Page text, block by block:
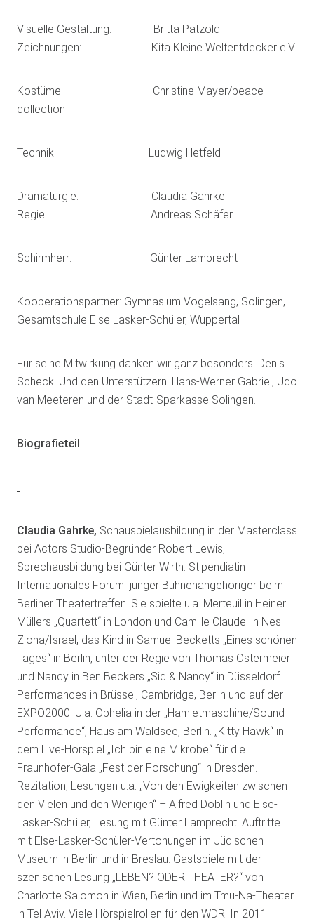
Visuelle Gestaltung: Britta Pätzold
Zeichnungen: Kita Kleine Weltentdecker e.V.
Kostüme: Christine Mayer/peace
collection
Technik: Ludwig Hetfeld
Dramaturgie: Claudia Gahrke
Regie: Andreas Schäfer
Schirmherr: Günter Lamprecht
Kooperationspartner: Gymnasium Vogelsang, Solingen,
Gesamtschule Else Lasker-Schüler, Wuppertal
Für seine Mitwirkung danken wir ganz besonders: Denis
Scheck. Und den Unterstützern: Hans-Werner Gabriel, Udo
van Meeteren und der Stadt-Sparkasse Solingen.
Biografieteil
Claudia Gahrke, Schauspielausbildung in der Masterclass
bei Actors Studio-Begründer Robert Lewis,
Sprechausbildung bei Günter Wirth. Stipendiatin
Internationales Forum junger Bühnenangehöriger beim
Berliner Theatertreffen. Sie spielte u.a. Merteuil in Heiner
Müllers „Quartett“ in London und Camille Claudel in Nes
Ziona/Israel, das Kind in Samuel Becketts „Eines schönen
Tages“ in Berlin, unter der Regie von Thomas Ostermeier
und Nancy in Ben Beckers „Sid & Nancy“ in Düsseldorf.
Performances in Brüssel, Cambridge, Berlin und auf der
EXPO2000. U.a. Ophelia in der „Hamletmaschine/Sound-
Performance“, Haus am Waldsee, Berlin. „Kitty Hawk“ in
dem Live-Hörspiel „Ich bin eine Mikrobe“ für die
Fraunhofer-Gala „Fest der Forschung“ in Dresden.
Rezitation, Lesungen u.a. „Von den Ewigkeiten zwischen
den Vielen und den Wenigen“ – Alfred Döblin und Else-
Lasker-Schüler, Lesung mit Günter Lamprecht. Auftritte
mit Else-Lasker-Schüler-Vertonungen im Jüdischen
Museum in Berlin und in Breslau. Gastspiele mit der
szenischen Lesung „LEBEN? ODER THEATER?“ von
Charlotte Salomon in Wien, Berlin und im Tmu-Na-Theater
in Tel Aviv. Viele Hörspielrollen für den WDR. In 2011